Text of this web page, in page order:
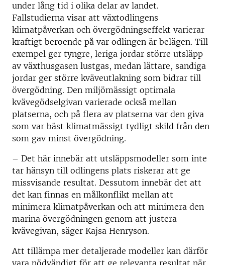
under lång tid i olika delar av landet.
Fallstudierna visar att växtodlingens
klimatpåverkan och övergödningseffekt varierar
kraftigt beroende på var odlingen är belägen. Till
exempel ger tyngre, leriga jordar större utsläpp
av växthusgasen lustgas, medan lättare, sandiga
jordar ger större kväveutlakning som bidrar till
övergödning. Den miljömässigt optimala
kvävegödselgivan varierade också mellan
platserna, och på flera av platserna var den giva
som var bäst klimatmässigt tydligt skild från den
som gav minst övergödning.
– Det här innebär att utsläppsmodeller som inte
tar hänsyn till odlingens plats riskerar att ge
missvisande resultat. Dessutom innebär det att
det kan finnas en målkonflikt mellan att
minimera klimatpåverkan och att minimera den
marina övergödningen genom att justera
kvävegivan, säger Kajsa Henryson.
Att tillämpa mer detaljerade modeller kan därför
vara nödvändigt för att ge relevanta resultat när